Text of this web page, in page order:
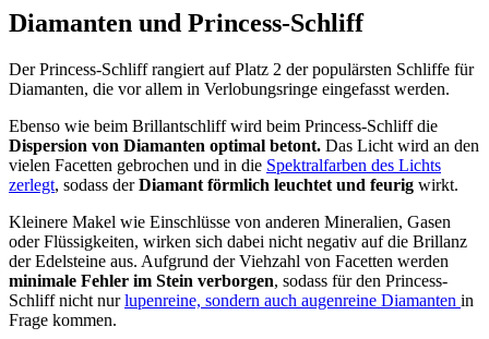
Diamanten und Princess-Schliff
Der Princess-Schliff rangiert auf Platz 2 der populärsten Schliffe für
Diamanten, die vor allem in Verlobungsringe eingefasst werden.
Ebenso wie beim Brillantschliff wird beim Princess-Schliff die
Dispersion von Diamanten optimal betont. Das Licht wird an den
vielen Facetten gebrochen und in die Spektralfarben des Lichts
zerlegt, sodass derDiamant förmlich leuchtet und feurig wirkt.
Kleinere Makel wie Einschlüsse von anderen Mineralien, Gasen
oder Flüssigkeiten, wirken sich dabei nicht negativ auf die Brillanz
der Edelsteine aus. Aufgrund der Viehzahl von Facetten werden
minimale Fehler im Stein verborgen, sodass für den Princess-
Schliff nicht nurlupenreine, sondern auch augenreine Diamanten in
Frage kommen.